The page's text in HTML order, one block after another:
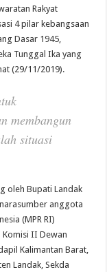
Rakyat
4 pilar kebangsaan
Dasar 1945,
Tunggal Ika yang
(29/11/2019).
membangun
situasi
oleh Bupati Landak
anggota
(MPR RI)
Komisi II Dewan
Kalimantan Barat,
Landak, Sekda